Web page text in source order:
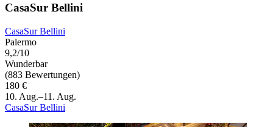
CasaSur Bellini
CasaSur Bellini
Palermo
9,2/10
Wunderbar
(883 Bewertungen)
180 €
10. Aug.–11. Aug.
CasaSur Bellini